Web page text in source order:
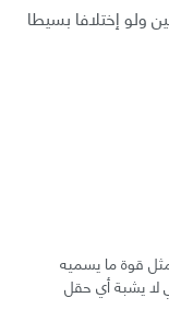
ولو إختلافا بسيطا
قوة ما يسميه
لا يشبة أي حقل